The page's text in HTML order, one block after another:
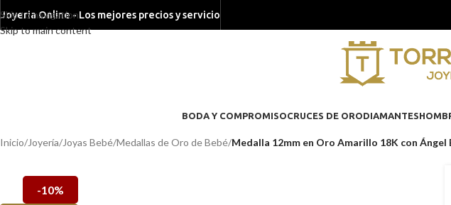
Skip to navigation
Skip to main content
Joyeria Online - Los mejores precios y servicio
BODA Y COMPROMISOCRUCES DE ORODIAMANTES
Inicio/Joyería/Joyas Bebé/Medallas de Oro de Bebé/Medalla 12mm en Oro Amarillo 18K con Ángel
-10%